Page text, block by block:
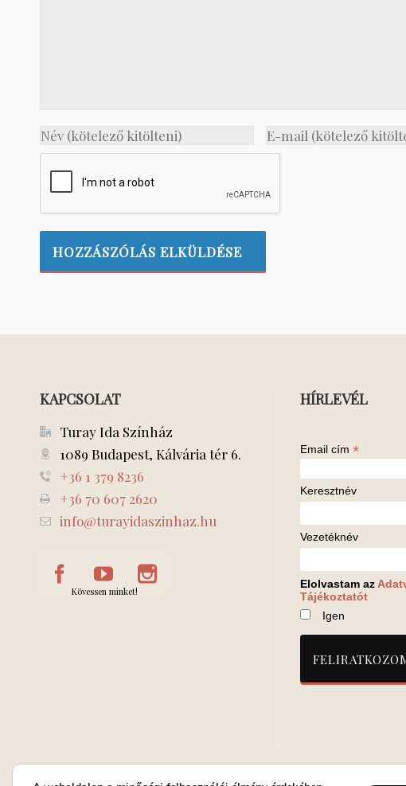
KAPCSOLAT
Turay Ida Színház
1089 Budapest, Kálvária tér 6.
+36 1 379 8236
+36 70 607 2620
info@turayidaszinhaz.hu
Kövessen minket!
HÍRLEVÉL
Email cím *
Keresztnév
Vezetéknév
Elolvastam az
Tájékoztatót
Igen